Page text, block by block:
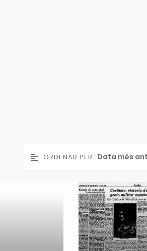
ORDENAR PER: Data més